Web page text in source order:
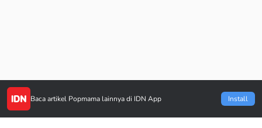
Baca artikel Popmama lainnya di IDN App Install